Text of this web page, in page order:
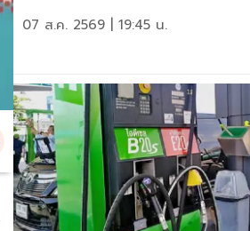
07 ส.ค. 2569 | 19:45 น.